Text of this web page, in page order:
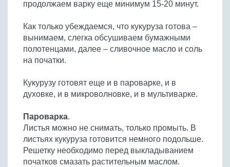
продолжаем варку еще минимум 15-20 минут.
Как только убеждаемся, что кукуруза готова –
вынимаем, слегка обсушиваем бумажными
полотенцами, далее – сливочное масло и соль
на початки.
Кукурузу готовят еще и в пароварке, и в
духовке, и в микроволновке, и в мультиварке.
Пароварка.
Листья можно не снимать, только промыть. В
листьях кукуруза готовится немного подольше.
Решетку необходимо перед выкладыванием
початков смазать растительным маслом.